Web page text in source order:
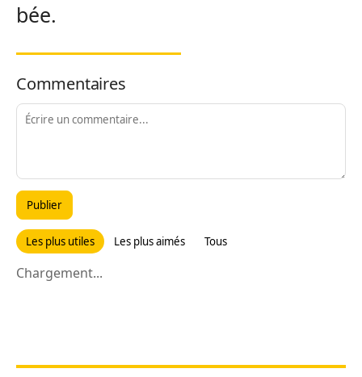
bée.
Commentaires
Publier
Les plus utiles Les plus aimés Tous
Chargement...